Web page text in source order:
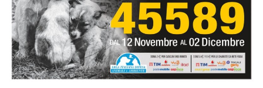
Contatti
Collabora con noi